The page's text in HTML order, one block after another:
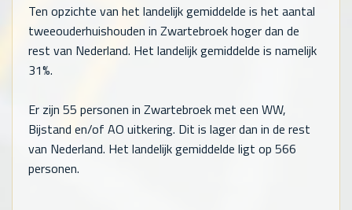
Ten opzichte van het landelijk gemiddelde is het aantal
tweeouderhuishouden in Zwartebroek hoger dan de
rest van Nederland. Het landelijk gemiddelde is namelijk
31%.
Er zijn 55 personen in Zwartebroek met een WW,
Bijstand en/of AO uitkering. Dit is lager dan in de rest
van Nederland. Het landelijk gemiddelde ligt op 566
personen.